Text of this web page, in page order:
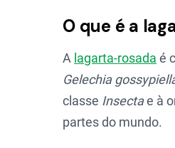
O que é a
A lagarta-rosada é
Gelechia
classe Insectae à
partes do mundo.